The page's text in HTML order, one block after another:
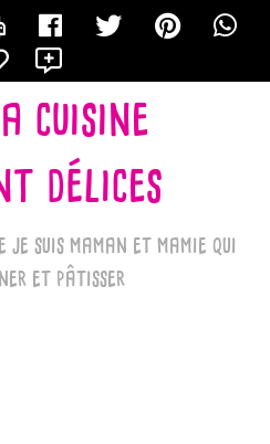
cuisine
délices
suis maman et mamie qui
et pâtisser